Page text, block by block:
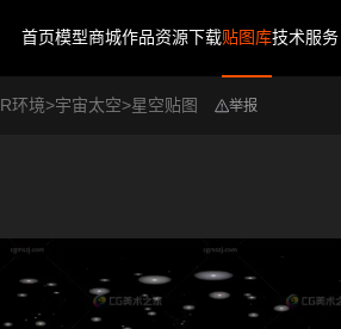
首页模型商城作品资源下载贴图库技术服务
环境>宇宙太空>星空贴图 举报